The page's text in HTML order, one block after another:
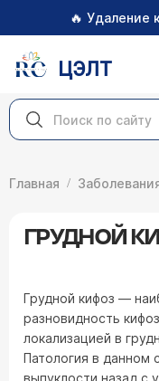
🔥 Удаление
ЦЭЛТ
Главная
ГРУДНОЙ
Грудной кифоз —
разновидность
локализацией в
Патология в данном
выпуклости назад с